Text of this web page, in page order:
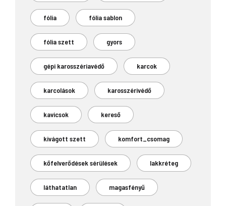
fólia fólia sablon
fólia szett gyors
gépi karosszériavédő karcok
karcolások karosszérivédő
kavicsok kereső
kivágott szett komfort_csomag
kőfelverődések sérülések lakkréteg
láthatatlan magasfényű